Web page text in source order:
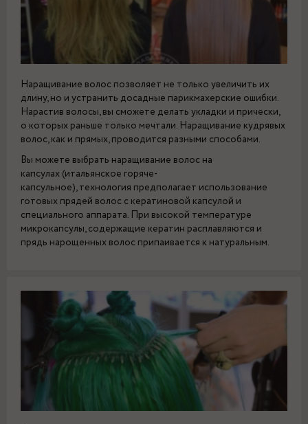
Наращивание волос позволяет не только увеличить их
длину, но и устранить досадные парикмахерские ошибки.
Нарастив волосы, вы сможете делать укладки и прически,
о которых раньше только мечтали. Наращивание кудрявых
волос, как и прямых, проводится разными способами.
Вы можете выбрать наращивание волос на
капсулах (итальянское горяче-
капсульное), технология предполагает использование
готовых прядей волос с кератиновой капсулой и
специального аппарата. При высокой температуре
микрокапсулы, содержащие кератин расплавляются и
прядь нарощенных волос припаивается к натуральным.